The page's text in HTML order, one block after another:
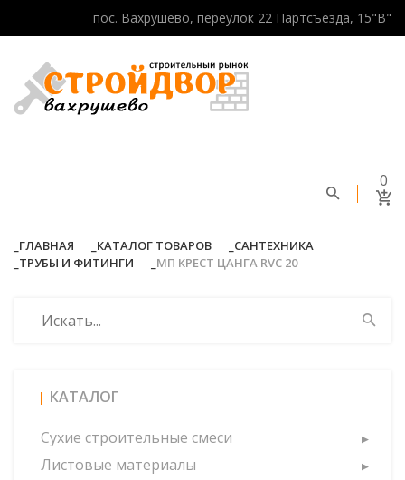
пос. Вахрушево, переулок 22 Партсъезда, 15"В"
0
ГЛАВНАЯ КАТАЛОГ ТОВАРОВ
САНТЕХНИКА
ТРУБЫ И ФИТИНГИ
МП КРЕСТ ЦАНГА RVC 20
КАТАЛОГ
Сухие строительные смеси
Листовые материалы